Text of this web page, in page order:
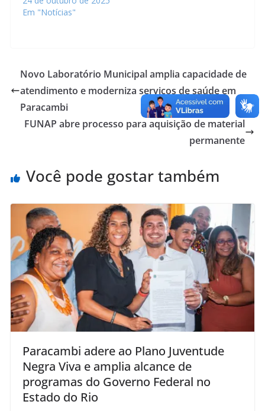
Em "Notícias"
Novo Laboratório Municipal amplia capacidade de
atendimento e moderniza serviços de saúde em
Paracambi
FUNAP abre processo para aquisição de material
permanente
Você pode gostar também
Paracambi adere ao Plano Juventude
Negra Viva e amplia alcance de
programas do Governo Federal no
Estado do Rio